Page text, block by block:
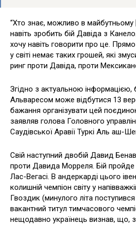
“Хто знає, можливо в
навіть зробить бій Давіда з
хочу навіть говорити про це.
у світі немає таких грошей, які
ринг проти Давіда, проти
Згідно з актуальною
Альваресом може відбутися 13
бажання організувати цей
заявляв голова Головного
Саудівської Аравії Туркі Аль аш-
Свій наступний двобій Давид
проти Давида Морреля. Бій пройде
Лас-Вегасі. В андеркарді цього
колишній чемпіон світу у
Гвоздик (минулого літа
вакантний титул тимчасового
нещодавно українець визнав, що,